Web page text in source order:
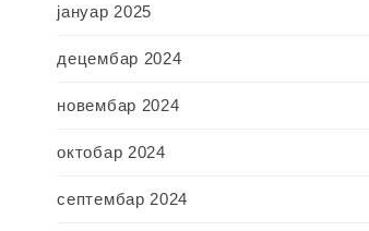
јануар 2025
децембар 2024
новембар 2024
октобар 2024
септембар 2024